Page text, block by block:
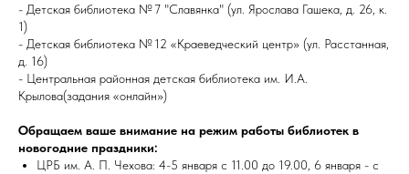
- Детская библиотека № 7 "Славянка" (ул. Ярослава Гашека, д. 26, к.
1)
- Детская библиотека № 12 «Краеведческий центр» (ул. Расстанная,
д. 16)
- Центральная районная детская библиотека им. И.А.
Крылова(задания «онлайн»)
Обращаем ваше внимание на режим работы библиотек в
новогодние праздники:
ЦРБ им. А. П. Чехова: 4-5 января с 11.00 до 19.00, 6 января - с